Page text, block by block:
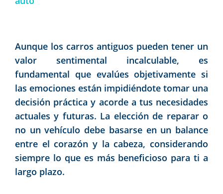
Aunque los carros antiguos pueden tener un
valor sentimental incalculable, es
fundamental que evalúes objetivamente si
las emociones están impidiéndote tomar una
decisión práctica y acorde a tus necesidades
actuales y futuras. La elección de reparar o
no un vehículo debe basarse en un balance
entre el corazón y la cabeza, considerando
siempre lo que es más beneficioso para ti a
largo plazo.